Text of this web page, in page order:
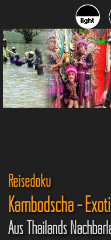
Reisedoku
Kambodscha -
Aus Thailands